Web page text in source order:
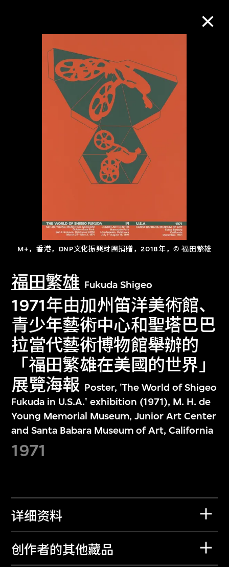
M+，香港，DNP文化振興財團捐贈，2018年，© 福田繁雄
福田繁雄 Fukuda Shigeo
1971年由加州笛洋美術館、
青少年藝術中心和聖塔巴巴
拉當代藝術博物館舉辦的
「福田繁雄在美國的世界」
展覽海報 Poster, 'The World of Shigeo
Fukuda in U.S.A.' exhibition (1971), M. H. de
Young Memorial Museum, Junior Art Center
and Santa Babara Museum of Art, California
1971
详细资料
创作者的其他藏品
M+藏品
进一步筛选
关于M+藏品